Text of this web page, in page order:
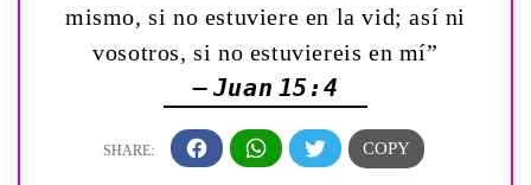
mismo, si no estuviere en la vid; así ni
vosotros, si no estuviereis en mí”
— Juan 15:4